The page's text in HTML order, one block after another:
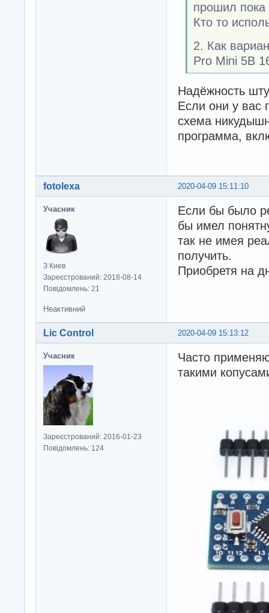
прошил пока
Кто то
2. Как
Pro Mini 5В
Надёжность
Если они у вас
схема
программа,
2020-04-09 15:11:10
fotolexa
Учасник
З Киев
Зареєстрований: 2018-08-14
Повідомлень: 21
Если бы было
бы имел
так не имея
получить.
Приобретя на
Неактивний
2020-04-09 15:13:12
Lic Control
Учасник
Зареєстрований: 2016-01-23
Повідомлень: 124
Часто
такими